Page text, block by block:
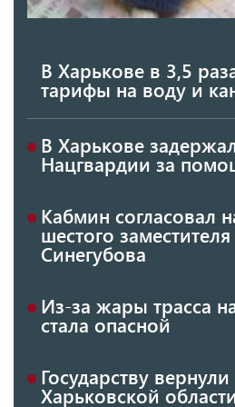
В Харькове в 3,5
тарифы на воду и
В Харькове
Нацгвардии за
Кабмин согласовал
шестого
Синегубова
Из-за жары трасса
стала опасной
Государству
Харьковской